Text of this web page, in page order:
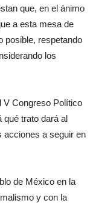
que, en el ánimo
a esta mesa de
posible, respetando
los
V Congreso Político
qué trato dará al
acciones a seguir en
de México en la
y con la